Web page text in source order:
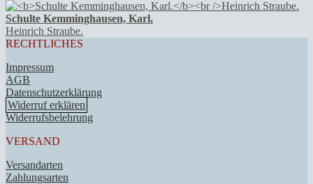
Schulte Kemminghausen, Karl.
Heinrich Straube.
RECHTLICHES
Impressum
AGB
Datenschutzerklärung
Widerruf erklären
Widerrufsbelehrung
VERSAND
Versandarten
Zahlungsarten